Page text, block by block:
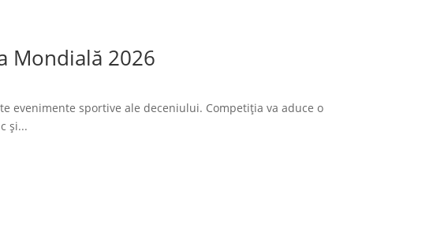
Mondială 2026
evenimente sportive ale deceniului. Competiția va aduce o
și...